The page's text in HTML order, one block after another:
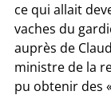
ce qui allait
vaches du
auprès de
ministre de la
pu obtenir des